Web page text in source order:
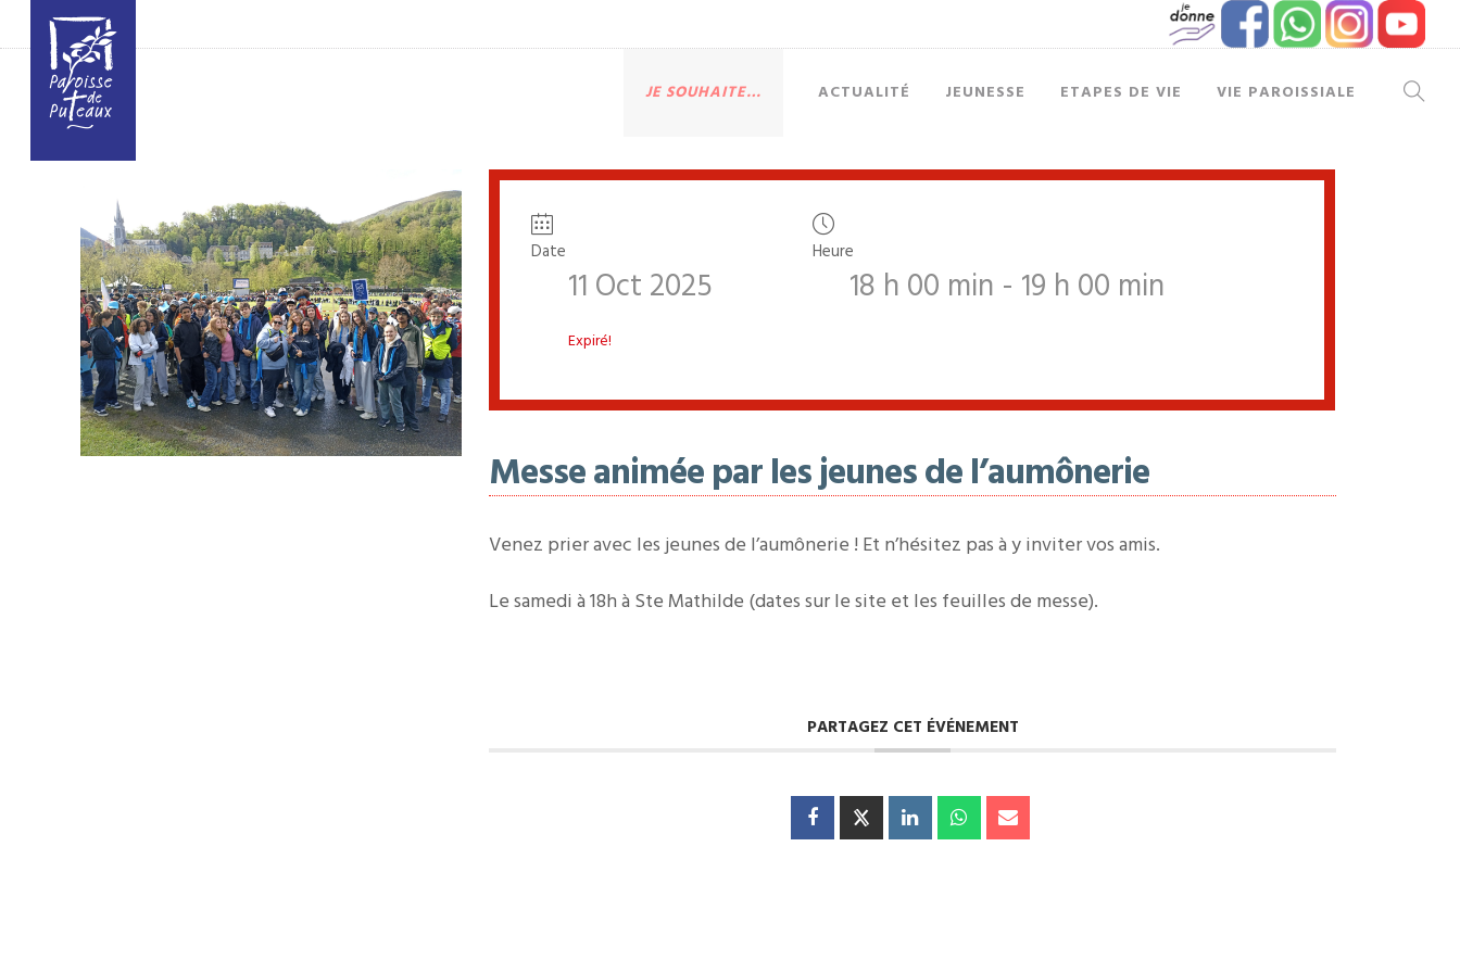
JE SOUHAITE… ACTUALITÉ JEUNESSE ETAPES DE VIE VIE PAROISSIALE
Date
11 Oct 2025
Expiré!
Heure
18 h 00 min - 19 h 00 min
Messe animée par les jeunes de l’aumônerie
Venez prier avec les jeunes de l’aumônerie ! Et n’hésitez pas à y inviter vos amis.
Le samedi à 18h à Ste Mathilde (dates sur le site et les feuilles de messe).
PARTAGEZ CET ÉVÉNEMENT